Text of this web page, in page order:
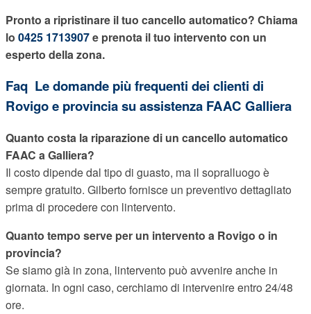
Pronto a ripristinare il tuo cancello automatico? Chiama
lo 0425 1713907e prenota il tuo intervento con un
esperto della zona.
Faq  Le domande più frequenti dei clienti di
Rovigo e provincia su assistenza FAAC Galliera
Quanto costa la riparazione di un cancello automatico
FAAC a Galliera?
Il costo dipende dal tipo di guasto, ma il sopralluogo è
sempre gratuito. Gilberto fornisce un preventivo dettagliato
prima di procedere con lintervento.
Quanto tempo serve per un intervento a Rovigo o in
provincia?
Se siamo già in zona, lintervento può avvenire anche in
giornata. In ogni caso, cerchiamo di intervenire entro 24/48
ore.